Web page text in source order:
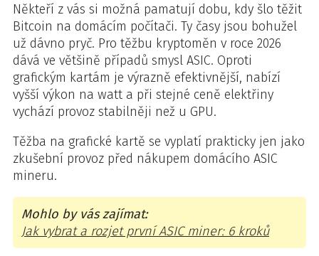
Někteří z vás si možná pamatují dobu, kdy šlo těžit
Bitcoin na domácím počítači. Ty časy jsou bohužel
už dávno pryč. Pro těžbu kryptoměn v roce 2026
dává ve většině případů smysl ASIC. Oproti
grafickým kartám je výrazně efektivnější, nabízí
vyšší výkon na watt a při stejné ceně elektřiny
vychází provoz stabilněji než u GPU.
Těžba na grafické kartě se vyplatí prakticky jen jako
zkušební provoz před nákupem domácího ASIC
mineru.
Mohlo by vás zajímat:
Jak vybrat a rozjet první ASIC miner: 6 kroků